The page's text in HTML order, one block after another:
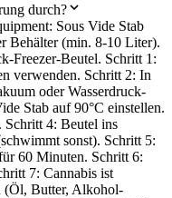
durch?
Sous Vide Stab
Behälter (min. 8-10 Liter).
Freezer-Beutel. Schritt 1:
verwenden. Schritt 2: In
oder Wasserdruck-
Stab auf 90°C einstellen.
Schritt 4: Beutel ins
sonst). Schritt 5:
60 Minuten. Schritt 6:
7: Cannabis ist
(Öl, Butter, Alkohol-